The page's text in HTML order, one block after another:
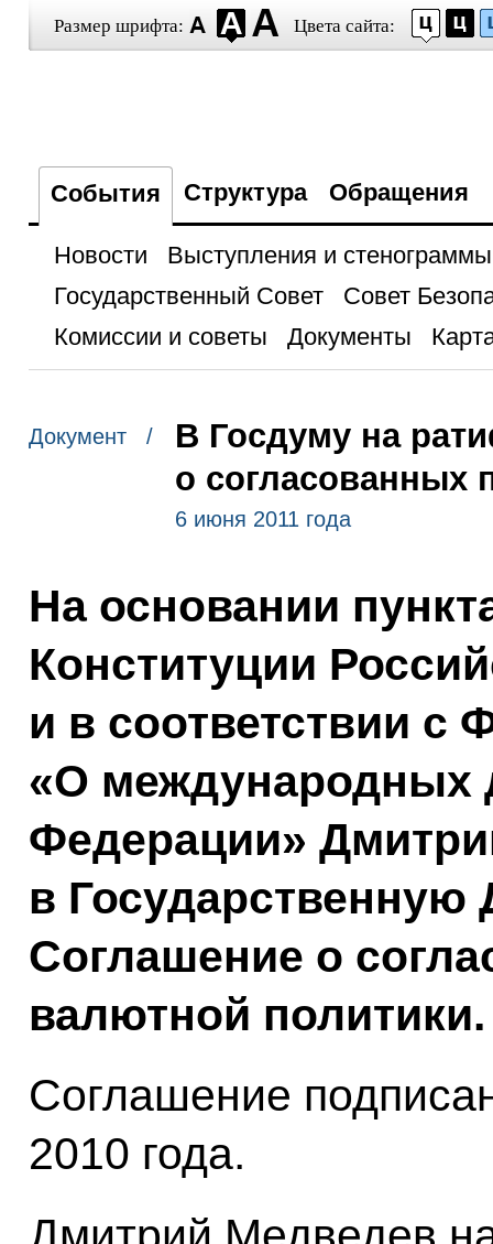
Размер шрифта: Цвета сайта:
События Структура Обращения
Новости
Выступления и стенограммы
Государственный Совет
Совет
Комиссии и советы
Документы
Документ /
В Госдуму на
о согласованных
6 июня 2011 года
На основании
Конституции
и в соответствии с
«О международных
Федерации»
в
Соглашение о
валютной политики.
Соглашение
2010 года.